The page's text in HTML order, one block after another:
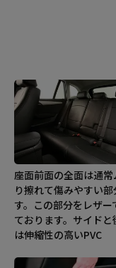
座面前面の全面は通常
り擦れて傷みやすい部
す。この部分をレザー
ております。サイドと
は伸縮性の高いPVC